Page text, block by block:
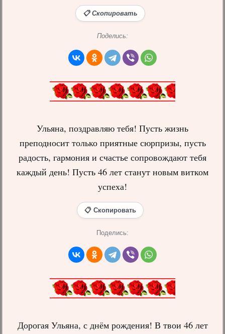
📋 Скопировать
Поделись:
Ульяна, поздравляю тебя! Пусть жизнь
преподносит только приятные сюрпризы, пусть
радость, гармония и счастье сопровождают тебя
каждый день! Пусть 46 лет станут новым витком
успеха!
📋 Скопировать
Поделись:
Дорогая Ульяна, с днём рождения! В твои 46 лет